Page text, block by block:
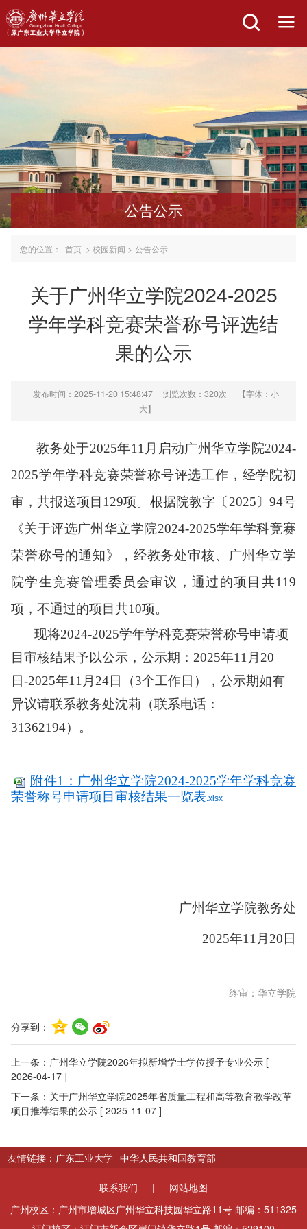
公告公示
您的位置： 首页 > 校园新闻 > 公告公示
关于广州华立学院2024-2025
学年学科竞赛荣誉称号评选结
果的公示
发布时间：2025-11-20 15:48:47 浏览次数：320次 【字体： 小
大】
教务处于2025年11月启动广州华立学院2024-
2025学年学科竞赛荣誉称号评选工作，经学院初
审，共报送项目129项。 根据院教字〔 2025〕94号
《关于评选广州华立学院2024-2025学年学科竞赛
荣誉称号的通知》
，经教务处审核、广州华立学
院学生竞赛管理委员会审议，通过的项目共119
项，不通过的项目共10项。
现将2024-2025学年学科竞赛荣誉称号申请项
目审核结果予以公示，公示期： 2025年11 月 20
日-2025年11 月 24日 （3个工作日 ）
，公示期如有
异议请联系教务处沈莉 （联系电话：
31362194）。
附件1：广州华立学院2024-2025学年学科竞赛
荣誉称号申请项目审核结果一览表.xlsx
广州华立学院教务处
2025年11月20 日
终审：华立学院
分享到：
上一条： 广州华立学院2026年拟新增学士学位授予专业公示 [
2026-04-17 ]
下一条： 关于广州华立学院2025年省质量工程和高等教育教学改革
项目推荐结果的公示 [ 2025-11-07 ]
友情链接： 广东工业大学 中华人民共和国教育部
联系我们 |
网站地图
广州校区：广州市增城区广州华立科技园华立路11号 邮编：511325